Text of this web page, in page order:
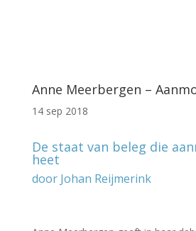
Anne Meerbergen –
14 sep 2018
De staat van beleg die
heet
door Johan Reijmerink